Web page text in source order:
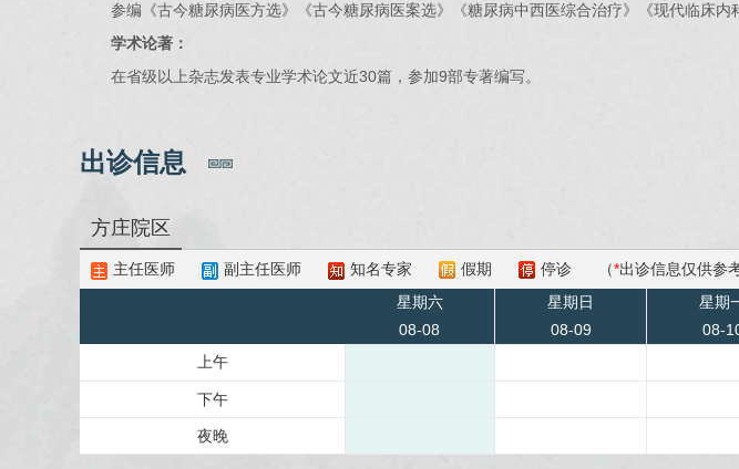
参编《古今糖尿病医方选》《古今糖尿病医案选》《糖尿病中西医综合治疗》《现代临床
学术论著：
在省级以上杂志发表专业学术论文近30篇，参加9部专著编写。
出诊信息
方庄院区
主任医师 副主任医师 知名专家 假期 停诊 （*出诊信息仅供参
星期六
08-08
星期日
08-09
星期
08-
上午
下午
夜晚